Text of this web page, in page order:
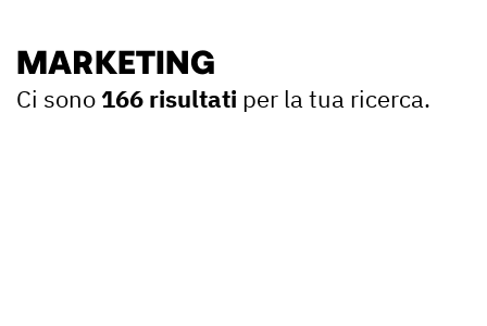
MARKETING
Ci sono 166 risultati per la tua ricerca.